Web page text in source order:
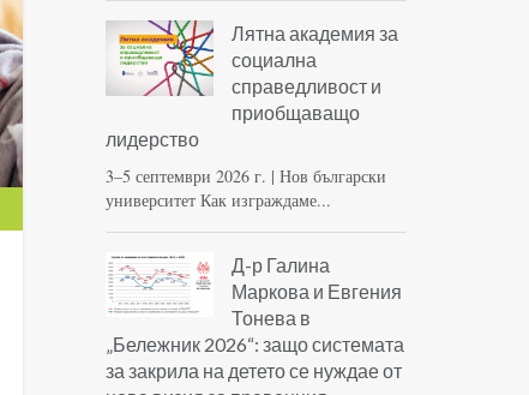
Лятна академия за
социална
справедливост и
приобщаващо
лидерство
3–5 септември 2026 г. | Нов български
университет Как изграждаме...
Д-р Галина
Маркова и Евгения
Тонева в
„Бележник 2026“: защо системата
за закрила на детето се нуждае от